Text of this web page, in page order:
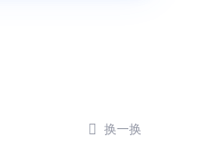
 换一换